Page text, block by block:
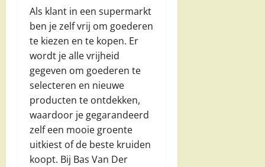
Als klant in een supermarkt
ben je zelf vrij om goederen
te kiezen en te kopen. Er
wordt je alle vrijheid
gegeven om goederen te
selecteren en nieuwe
producten te ontdekken,
waardoor je gegarandeerd
zelf een mooie groente
uitkiest of de beste kruiden
koopt. Bij Bas Van Der